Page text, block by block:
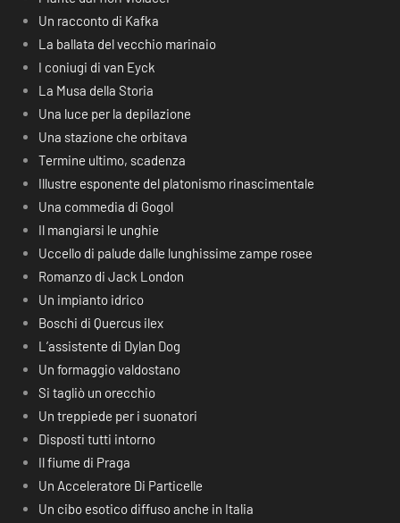
Un racconto di Kafka
La ballata del vecchio marinaio
I coniugi di van Eyck
La Musa della Storia
Una luce per la depilazione
Una stazione che orbitava
Termine ultimo, scadenza
Illustre esponente del platonismo rinascimentale
Una commedia di Gogol
Il mangiarsi le unghie
Uccello di palude dalle lunghissime zampe rosee
Romanzo di Jack London
Un impianto idrico
Boschi di Quercus ilex
L’assistente di Dylan Dog
Un formaggio valdostano
Si tagliò un orecchio
Un treppiede per i suonatori
Disposti tutti intorno
Il fiume di Praga
Un Acceleratore Di Particelle
Un cibo esotico diffuso anche in Italia